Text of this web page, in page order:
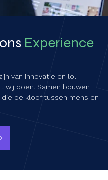
Experience
van innovatie en lol
wij doen. Samen bouwen
de kloof tussen mens en